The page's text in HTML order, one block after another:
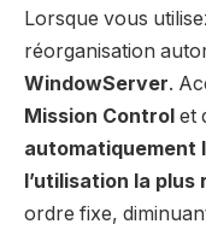
Lorsque vous
réorganisation
WindowServer.
Mission Control et
automatiquement
l’utilisation la plus
ordre fixe,